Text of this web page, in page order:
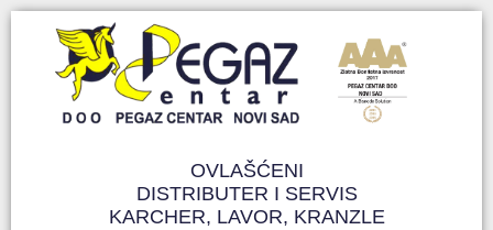
OVLAŠĆENI
DISTRIBUTER I SERVIS
KARCHER, LAVOR, KRANZLE